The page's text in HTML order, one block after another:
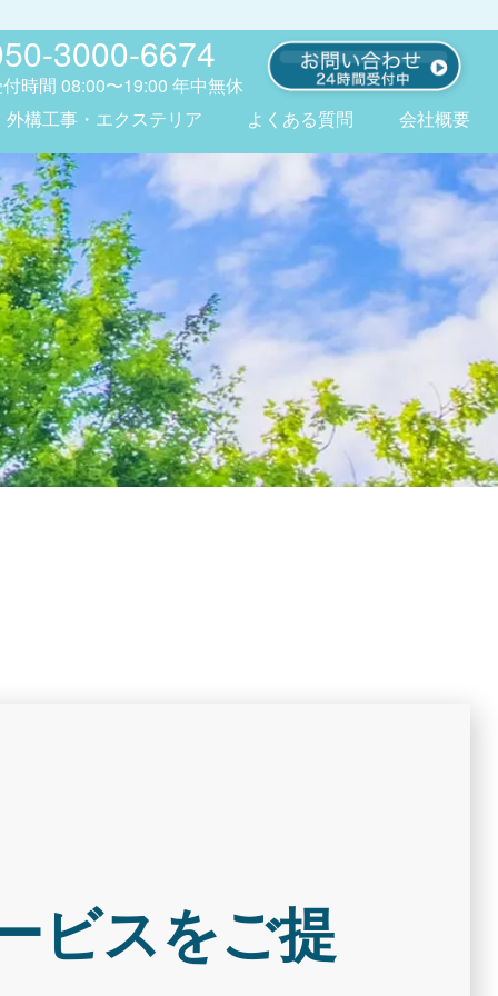
3000-6674
付時間08:00〜19:00 年中無休
外構工事・エクステリア
よくある質問 会社概要
ビスをご提